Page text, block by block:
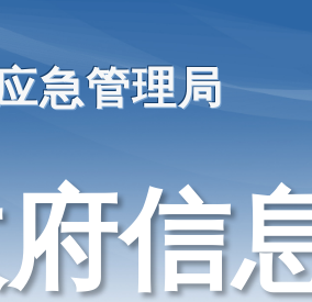
急管理局
信